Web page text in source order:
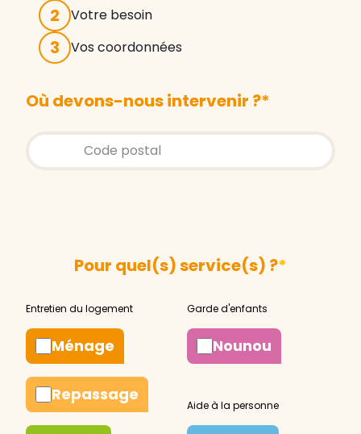
2 Votre besoin
3 Vos coordonnées
Où devons-nous intervenir ?*
Store locator global - Autocompletion
Rechercher
Pour quel(s) service(s) ?*
Ménage
Repassage
Nounou